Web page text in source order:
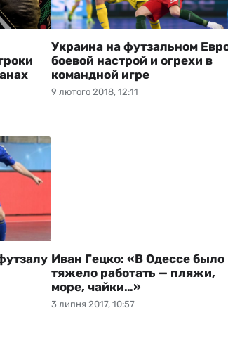
9 лютого 2018, 12:11
Украина на футзальном
боевой настрой и огрехи в
командной игре
3 липня 2017, 10:57
Иван Гецко: «В Одессе было
тяжело работать — пляжи,
море, чайки…»